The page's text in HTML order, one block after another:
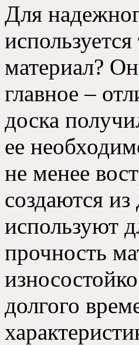
Для
материал?
главное –
доска
ее
не менее
создаются
используют
прочность
долгого